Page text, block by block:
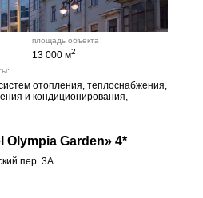
Olympia Garden» 4*
пер. 3А
13 000 м2
отопления, теплоснабжения,
и кондиционирования,
площадь объекта